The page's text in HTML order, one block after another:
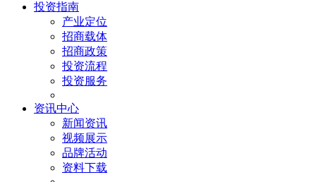
投资指南
产业定位
招商载体
招商政策
投资流程
投资服务
资讯中心
新闻资讯
视频展示
品牌活动
资料下载